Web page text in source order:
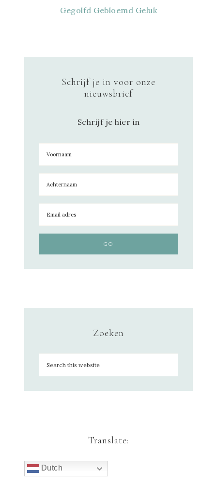
Gegolfd Gebloemd Geluk
Schrijf je in voor onze
nieuwsbrief
Schrijf je hier in
Zoeken
Translate:
Dutch